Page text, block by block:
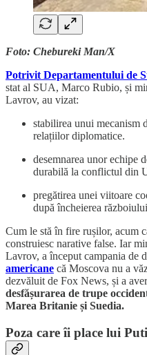
Foto: Chebureki Man/X
Potrivit Departamentului de
stat al SUA, Marco Rubio, și
Lavrov, au vizat:
stabilirea unui mecanism
relațiilor diplomatice.
desemnarea unor echipe
durabilă la conflictul din
pregătirea unei viitoare
după încheierea
Cum le stă în fire rușilor, acum
construiesc narative false. Iar
Lavrov, a început campania de
americane că Moscova nu a
dezvăluit de Fox News, și a
desfășurarea de trupe
Marea Britanie și Suedia.
Poza care îi place lui